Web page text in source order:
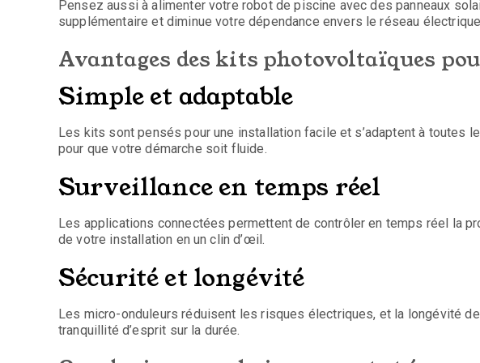
Pensez aussi à alimenter votre robot de piscine avec des panneaux
supplémentaire et diminue votre dépendance envers le réseau
Avantages des kits photovoltaïques
Simple et adaptable
Les kits sont pensés pour une installation facile et s’adaptent à toutes
pour que votre démarche soit fluide.
Surveillance en temps réel
Les applications connectées permettent de contrôler en temps réel la
de votre installation en un clin d’œil.
Sécurité et longévité
Les micro-onduleurs réduisent les risques électriques, et la longévité
tranquillité d’esprit sur la durée.